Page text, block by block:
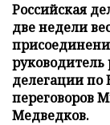
Российская
две недели
руководитель
делегации по
переговоров
Медведков.